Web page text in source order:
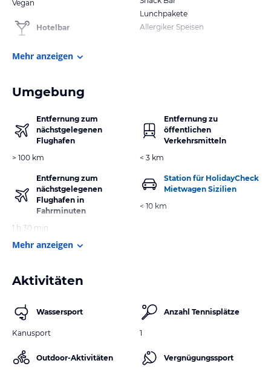
Vegan
Hotelbar
Lunchpakete
Allergiker Speisen
Mehr anzeigen
Umgebung
Entfernung zum
nächstgelegenen
Flughafen
> 100 km
Entfernung zum
nächstgelegenen
Flughafen in
Fahrminuten
1 h 30 min
Entfernung zu
öffentlichen
Verkehrsmitteln
< 3 km
Station für HolidayCheck
Mietwagen Sizilien
< 10 km
Mehr anzeigen
Aktivitäten
Wassersport
Kanusport
Outdoor-Aktivitäten
Anzahl Tennisplätze
1
Vergnügungssport